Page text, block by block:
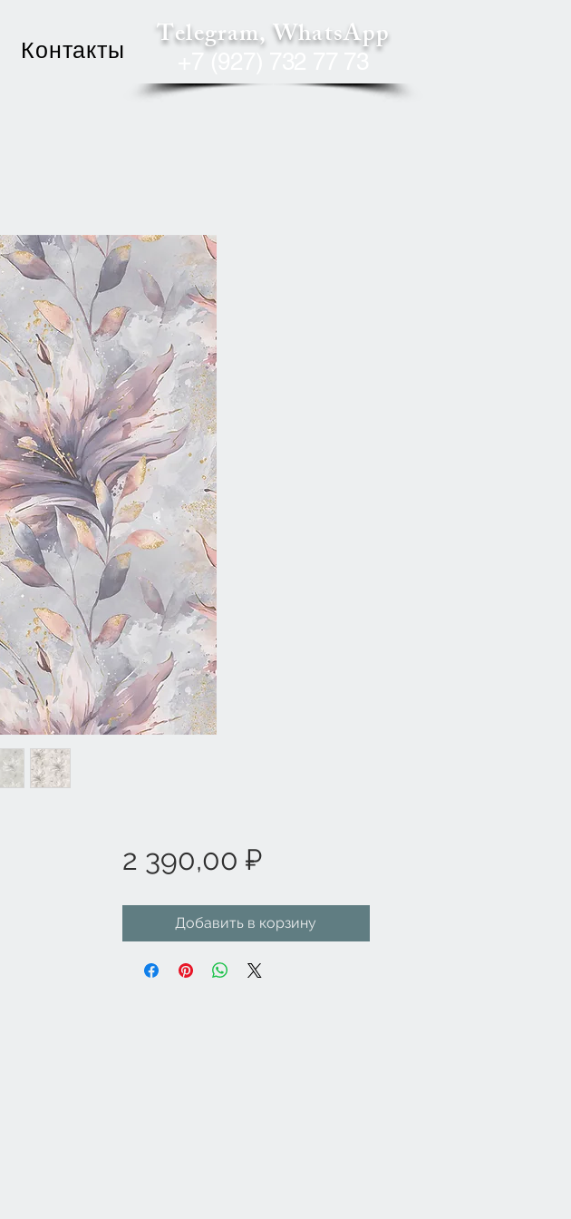
Контакты Telegram, WhatsApp
+7 (927) 732 77 73
2 390,00 ₽Цена
Добавить в корзину